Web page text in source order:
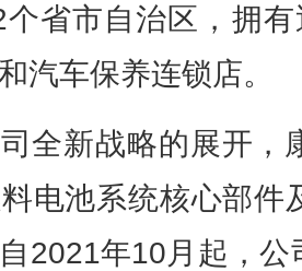
省市自治区，拥
汽车保养连锁店。
全新战略的展开，
电池系统核心部件
2021年10月起，